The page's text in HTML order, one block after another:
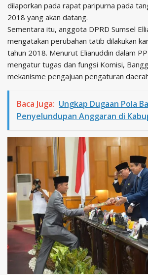
dilaporkan pada rapat paripurna pada
2018 yang akan datang.
Sementara itu, anggota DPRD Sumsel
mengatakan perubahan tatib dilakukan
tahun 2018. Menurut Elianuddin dalam
mengatur tugas dan fungsi Komisi,
mekanisme pengajuan pengaturan
Baca Juga: Ungkap Dugaan Pola
Penyelundupan Anggaran di